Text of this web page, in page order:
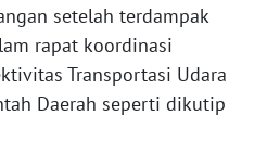
setelah terdampak
rapat koordinasi
Transportasi Udara
Daerah seperti dikutip